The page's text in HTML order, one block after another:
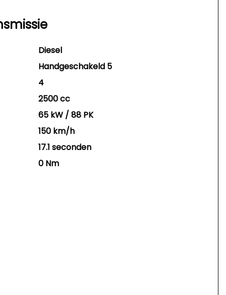
Diesel
Handgeschakeld 5
4
2500 cc
65 kW / 88 PK
150 km/h
17.1 seconden
0 Nm